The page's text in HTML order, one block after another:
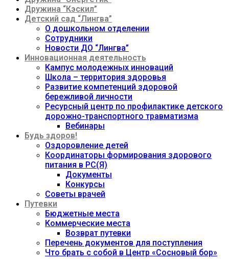
Дружина “Кэскил”
Детский сад “Лингва”
О дошкольном отделении
Сотрудники
Новости ДО “Лингва”
Инновационная деятельность
Кампус молодежных инноваций
Школа – территория здоровья
Развитие компетенций здоровой
бережливой личности
Ресурсный центр по профилактике детского
дорожно-транспортного травматизма
Вебинары
Будь здоров!
Оздоровление детей
Координаторы формирования здорового
питания в РС(Я)
Документы
Конкурсы
Советы врачей
Путевки
Бюджетные места
Коммерческие места
Возврат путевки
Перечень документов для поступления
Что брать с собой в Центр «Сосновый бор»